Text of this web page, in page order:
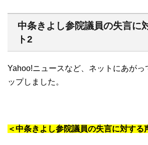
中条きよし参院議員の失言に
ト2
Yahoo!ニュースなど、ネットにあがっ
ップしました。
＜中条きよし参院議員の失言に対する